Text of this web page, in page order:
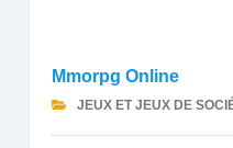
Mmorpg Online
JEUX ET JEUX DE